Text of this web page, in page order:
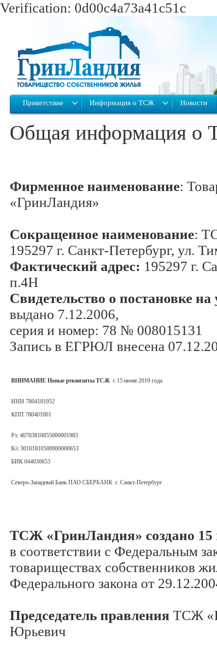
Verification: 0d00c4a73a41c51c
Приветствие Информация о ТСЖ Новости
Общая информация о
Фирменное наименование:
«ГринЛандия»
Сокращенное наименование:
195297 г. Санкт-Петербург, ул.
Фактический адрес: 195297 г.
п.4Н
Свидетельство о постановке на
выдано 7.12.2006,
серия и номер: 78 № 008015131
Запись в ЕГРЮЛ внесена
ВНИМАНИЕ Новые реквизиты ТСЖ с 15 июня 2019 года
ИНН 7804181952
КПП 780401001
Р/с 40703810855000001983
К/с 30101810500000000653
БИК 044030653
Северо-Западный Банк ПАО СБЕРБАНК г. Санкт-Петербург
ТСЖ «ГринЛандия» создано 15
в соответствии с Федеральным
товариществах собственников
Федерального закона от
Председатель правления ТСЖ
Юрьевич